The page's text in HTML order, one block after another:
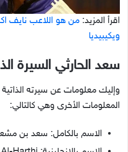
اقرأ المزيد: من هو اللاعب نايف
ويكيبيديا
سعد الحارثي السيرة
وإليك معلومات عن سيرته الذاتية
المعلومات الأخرى وهي كالتالي:
الاسم بالكامل: سعد بن